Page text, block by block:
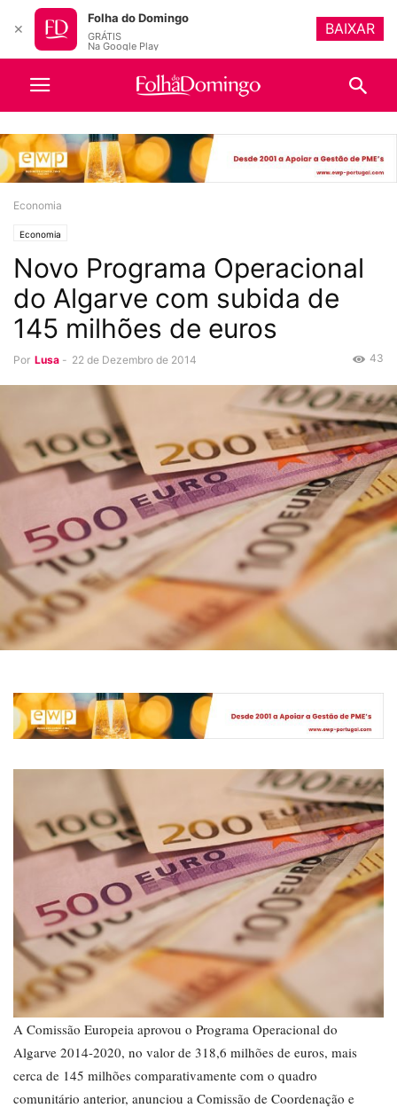
Economia
Economia
Novo Programa Operacional
do Algarve com subida de
145 milhões de euros
Por Lusa - 22 de Dezembro de 2014 43
A Comissão Europeia aprovou o Programa Operacional do
Algarve 2014-2020, no valor de 318,6 milhões de euros, mais
cerca de 145 milhões comparativamente com o quadro
comunitário anterior, anunciou a Comissão de Coordenação e
✕
Folha do Domingo
GRÁTIS
Na Google Play
BAIXAR